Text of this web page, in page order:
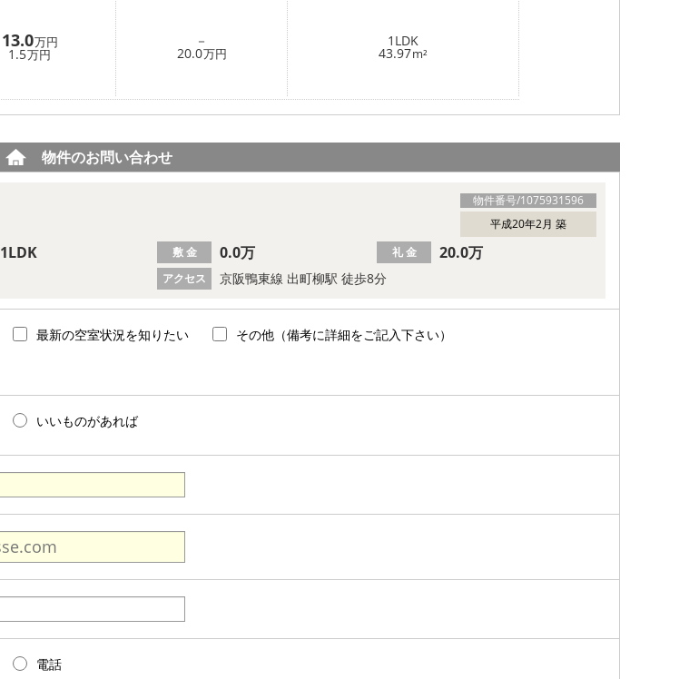
13.0万円
1.5万円
－
20.0万円
1LDK
43.97m²
物件のお問い合わせ
物件番号/1075931596
平成20年2月 築
アクセス 京阪鴨東線 出町柳駅 徒歩8分
1LDK 敷 金 0.0万 礼 金 20.0万
最新の空室状況を知りたい その他（備考に詳細をご記入下さい）
いいものがあれば
電話